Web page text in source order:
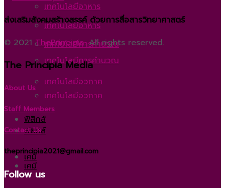
เทคโนโลยีอาหาร
เทคโนโลยีการคำนวณ
เทคโนโลยีอวกาศ
ฟิสิกส์
เคมี
เทคโนโลยีอาหาร
เทคโนโลยีการคำนวณ
เทคโนโลยีอวกาศ
ฟิสิกส์
เคมี
ส่งเสริมสังคมสร้างสรรค์ ด้วยการสื่อสารวิทยาศาสตร์
© 2021ThePrincipia. All rights reserved.
The Principia Media
About Us
Staff Members
Contact Us
theprincipia2021@gmail.com
Follow us